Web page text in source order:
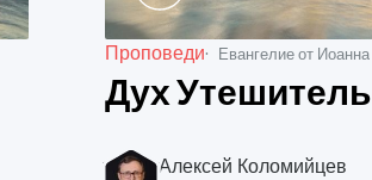
Проповеди Евангелие от Иоанна
Дух Утешитель
Алексей Коломийцев